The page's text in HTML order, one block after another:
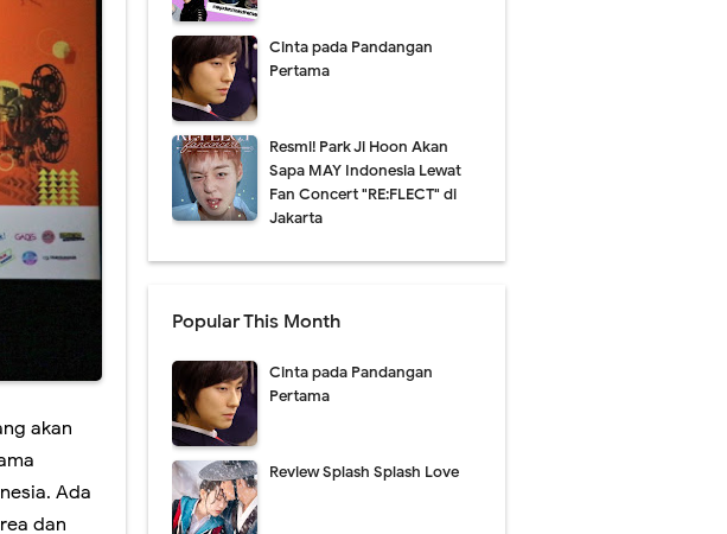
akan
Ada
dan
Cinta pada Pandangan
Pertama
Resmi! Park Ji Hoon Akan
Sapa MAY Indonesia Lewat
Fan Concert "RE:FLECT" di
Jakarta
Popular This Month
Cinta pada Pandangan
Pertama
Review Splash Splash Love